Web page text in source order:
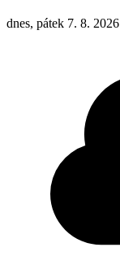
dnes, pátek 7. 8. 2026